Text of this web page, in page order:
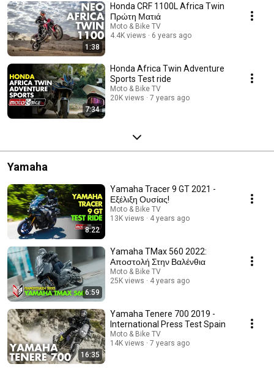
1:38
Honda CRF 1100L Africa Twin
Πρώτη Ματιά
Moto & Bike TV
4.4K views
6 years ago
7:34
Honda Africa Twin Adventure
Sports Test ride
Moto & Bike TV
20K views
7 years ago
Yamaha
8:22
Yamaha Tracer 9 GT 2021 -
Εξέλιξη Ουσίας!
Moto & Bike TV
13K views
4 years ago
6:59
Yamaha TMax 560 2022:
Αποστολή Στην Βαλένθια
Moto & Bike TV
25K views
4 years ago
16:35
Yamaha Tenere 700 2019 -
International Press Test Spain
Moto & Bike TV
14K views
7 years ago